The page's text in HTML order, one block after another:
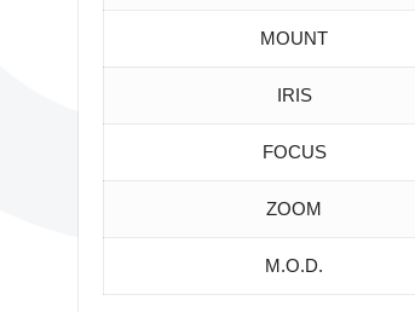
MOUNT
IRIS
FOCUS
ZOOM
M.O.D.